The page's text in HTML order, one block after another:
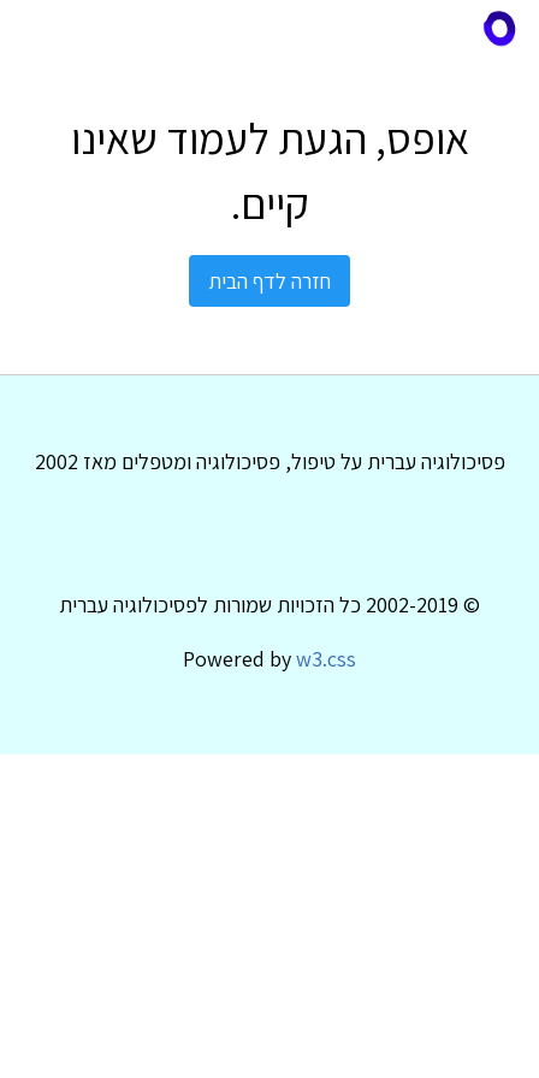
אופס, הגעת לעמוד שאינו
קיים.
חזרה לדף הבית
פסיכולוגיה עברית על טיפול, פסיכולוגיה ומטפלים מאז 2002
© 2002-2019 כל הזכויות שמורות לפסיכולוגיה עברית
Powered byw3.css